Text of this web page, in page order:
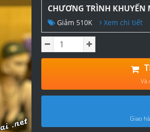
CHƯƠNG TRÌNH KHUYẾN
Giảm 510K Xem chi tiết
Và
Giao